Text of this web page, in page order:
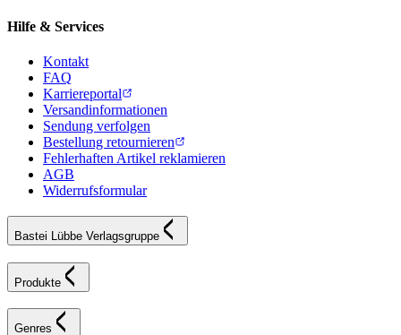
Hilfe & Services
Kontakt
FAQ
Karriereportal
Versandinformationen
Sendung verfolgen
Bestellung retournieren
Fehlerhaften Artikel reklamieren
AGB
Widerrufsformular
Bastei Lübbe Verlagsgruppe
Produkte
Genres